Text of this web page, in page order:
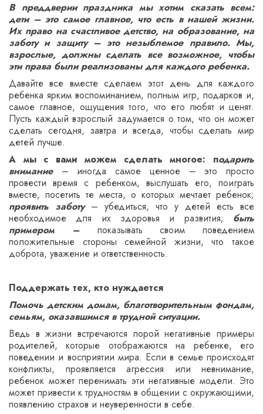
В преддверии праздника мы хотим сказать всем:
дети – это самое главное, что есть в нашей жизни.
Их право на счастливое детство, на образование, на
заботу и защиту – это незыблемое правило. Мы,
взрослые, должны сделать все возможное, чтобы
эти права были реализованы для каждого ребенка.
Давайте все вместе сделаем этот день для каждого
ребенка ярким воспоминанием, полным игр, подарков и,
самое главное, ощущения того, что его любят и ценят.
Пусть каждый взрослый задумается о том, что он может
сделать сегодня, завтра и всегда, чтобы сделать мир
детей лучше.
А мы с вами можем сделать многое: подарить
внимание – иногда самое ценное – это просто
провести время с ребенком, выслушать его, поиграть
вместе, посетить те места, о которых мечтает ребенок;
проявить заботу – убедиться, что у детей есть все
необходимое для их здоровья и развития; быть
примером – показывать своим поведением
положительные стороны семейной жизни, что такое
доброта, уважение и ответственность.
Поддержать тех, кто нуждается
Помочь детским домам, благотворительным фондам,
семьям, оказавшимся в трудной ситуации.
Ведь в жизни встречаются порой негативные примеры
родителей, которые отображаются на ребенке, его
поведении и восприятии мира. Если в семье происходят
конфликты, проявляется агрессия или невнимание,
ребенок может перенимать эти негативные модели. Это
может привести к трудностям в общении с окружающими,
появлению страхов и неуверенности в себе.